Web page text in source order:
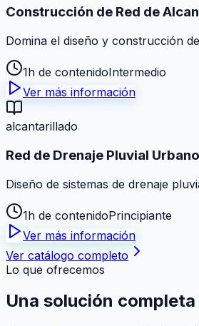
Construcción de Red de
Domina el diseño y construcción
1h de contenidoIntermedio
Ver más información
alcantarillado
Red de Drenaje Pluvial
Diseño de sistemas de drenaje
1h de contenidoPrincipiante
Ver más información
Ver catálogo completo
Lo que ofrecemos
Una solución completa